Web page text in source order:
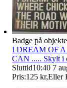
Badge på
I DREAM OF
CAN ..... Skylt i
Sluttid10:40 7
Pris:125 kr,Eller